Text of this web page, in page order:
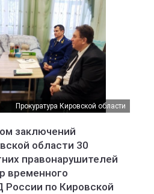
Прокуратура Кировской области
заключений
области 30
правонарушителей
временного
по Кировской